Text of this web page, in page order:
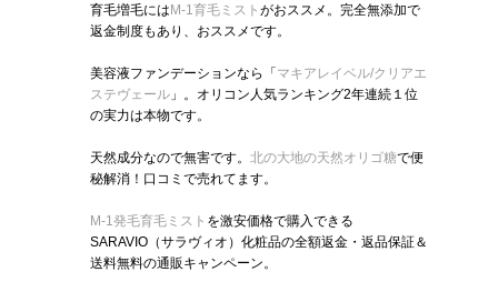
育毛増毛には M-1育毛ミスト がおススメ。完全無添加で
返金制度もあり、おススメです。
美容液ファンデーションなら「 マキアレイベル/クリアエ
ステヴェール」。オリコン人気ランキング2年連続１位
の実力は本物です。
天然成分なので無害です。 北の大地の天然オリゴ糖で便
秘解消！口コミで売れてます。
M-1発毛育毛ミスト を激安価格で購入できる
SARAVIO（サラヴィオ）化粧品の全額返金・返品保証＆
送料無料の通販キャンペーン。